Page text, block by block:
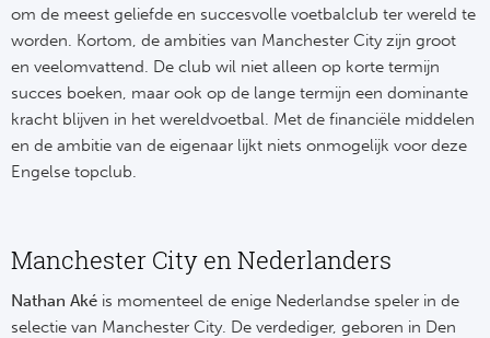
om de meest geliefde en succesvolle voetbalclub ter wereld te
worden. Kortom, de ambities van Manchester City zijn groot
en veelomvattend. De club wil niet alleen op korte termijn
succes boeken, maar ook op de lange termijn een dominante
kracht blijven in het wereldvoetbal. Met de financiële middelen
en de ambitie van de eigenaar lijkt niets onmogelijk voor deze
Engelse topclub.
Manchester City en Nederlanders
Nathan Aké is momenteel de enige Nederlandse speler in de
selectie van Manchester City. De verdediger, geboren in Den